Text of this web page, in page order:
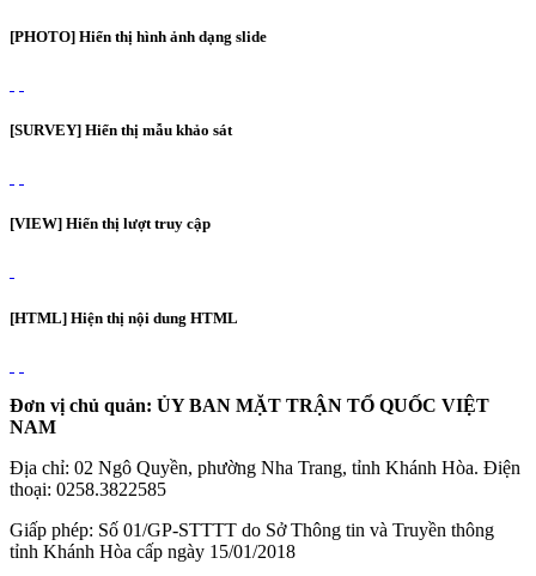
[PHOTO] Hiển thị hình ảnh dạng slide
[SURVEY] Hiển thị mẫu khảo sát
[VIEW] Hiển thị lượt truy cập
[HTML] Hiện thị nội dung HTML
Đơn vị chủ quản: ỦY BAN MẶT TRẬN TỔ QUỐC VIỆT
NAM
Địa chỉ: 02 Ngô Quyền, phường Nha Trang, tỉnh Khánh Hòa. Điện
thoại: 0258.3822585
Giấp phép: Số 01/GP-STTTT do Sở Thông tin và Truyền thông
tỉnh Khánh Hòa cấp ngày 15/01/2018